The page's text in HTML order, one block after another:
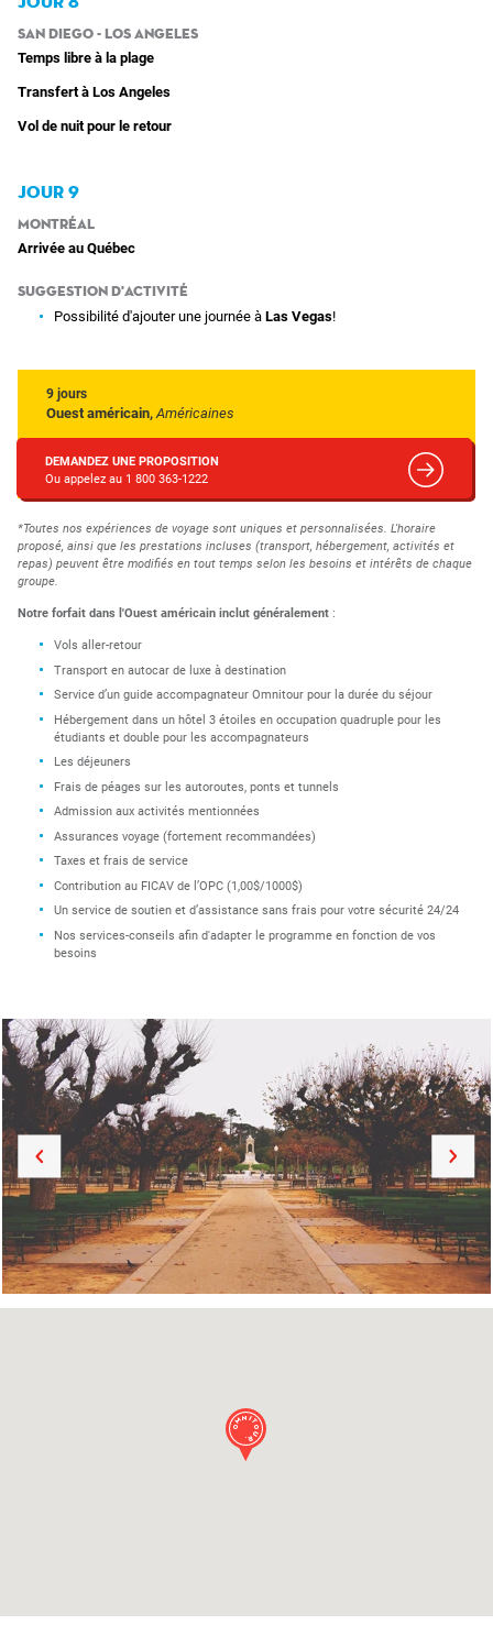
San Diego - Los Angeles
Temps libre à la plage
Transfert à Los Angeles
Vol de nuit pour le retour
JOUR 9
Montréal
Arrivée au Québec
Suggestion d'activité
Possibilité d'ajouter une journée àLas Vegas!
9 jours
Ouest américain, Américaines
DEMANDEZ UNE PROPOSITION
Ou appelez au 1 800 363-1222
*Toutes nos expériences de voyage sont uniques et personnalisées. L'horaire
proposé, ainsi que les prestations incluses (transport, hébergement, activités et
repas) peuvent être modifiés en tout temps selon les besoins et intérêts de chaque
groupe.
Notre forfait dans l'Ouest américain inclut généralement:
Vols aller-retour
Transport en autocar de luxe à destination
Service d’un guide accompagnateur Omnitour pour la durée du séjour
Hébergement dans un hôtel 3 étoiles en occupation quadruple pour les
étudiants et double pour les accompagnateurs
Les déjeuners
Frais de péages sur les autoroutes, ponts et tunnels
Admission aux activités mentionnées
Assurances voyage (fortement recommandées)
Taxes et frais de service
Contribution au FICAV de l’OPC (1,00$/1000$)
Un service de soutien et d’assistance sans frais pour votre sécurité 24/24
Nos services-conseils afin d'adapter le programme en fonction de vos
besoins